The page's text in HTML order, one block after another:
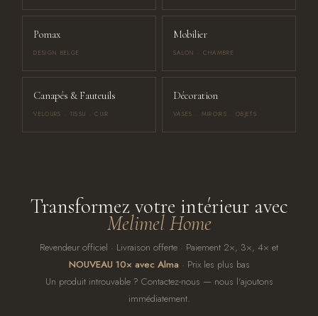
Pomax
DESIGN BELGE
Mobilier
SALON · CHAMBRE
Canapés & Fauteuils
VELOURS · TISSU · CUIR
Décoration
VASES · MIROIRS · OBJETS
Transformez votre intérieur avec
Melimel Home
Revendeur officiel · Livraison offerte · Paiement 2×, 3×, 4× et
NOUVEAU 10× avec Alma· Prix les plus bas
Un produit introuvable ? Contactez-nous — nous l'ajoutons
immédiatement.